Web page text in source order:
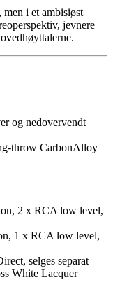
i et ambisiøst
jevnere
og nedovervendt
throw CarbonAlloy
2 x RCA low level,
1 x RCA low level,
selges separat
White Lacquer